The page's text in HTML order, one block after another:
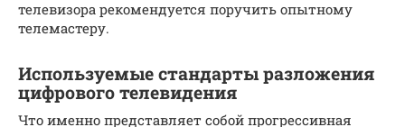
телевизора рекомендуется поручить опытному
телемастеру.
Используемые стандарты разложения
цифрового телевидения
Что именно представляет собой прогрессивная